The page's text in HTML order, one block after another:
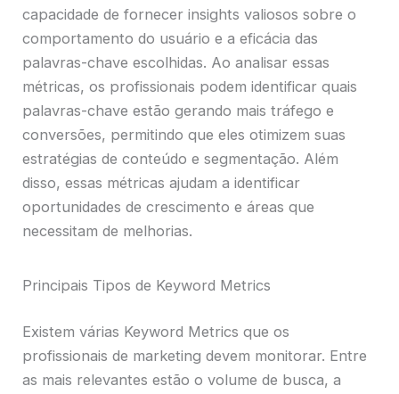
capacidade de fornecer insights valiosos sobre o
comportamento do usuário e a eficácia das
palavras-chave escolhidas. Ao analisar essas
métricas, os profissionais podem identificar quais
palavras-chave estão gerando mais tráfego e
conversões, permitindo que eles otimizem suas
estratégias de conteúdo e segmentação. Além
disso, essas métricas ajudam a identificar
oportunidades de crescimento e áreas que
necessitam de melhorias.
Principais Tipos de Keyword Metrics
Existem várias Keyword Metrics que os
profissionais de marketing devem monitorar. Entre
as mais relevantes estão o volume de busca, a